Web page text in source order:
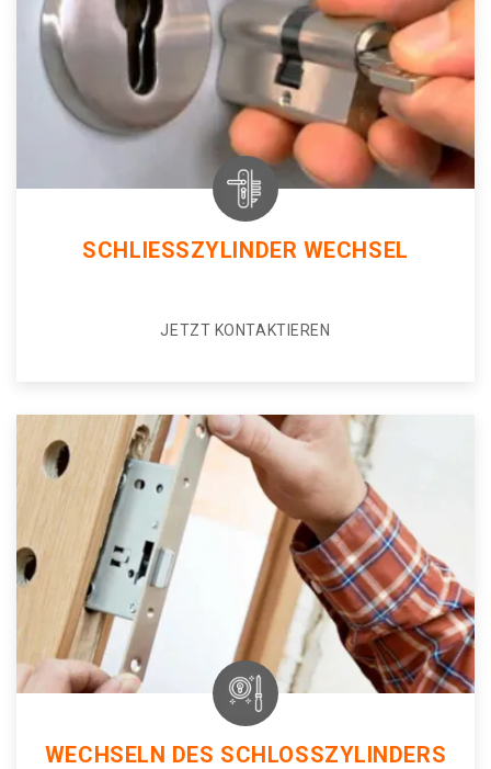
SCHLIESSZYLINDER WECHSEL
JETZT KONTAKTIEREN
WECHSELN DES SCHLOSSZYLINDERS